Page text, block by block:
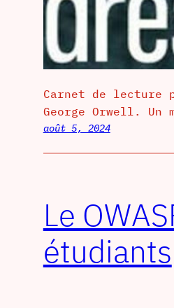
Carnet de lecture
George Orwell. Un
août 5, 2024
Le
étudiants